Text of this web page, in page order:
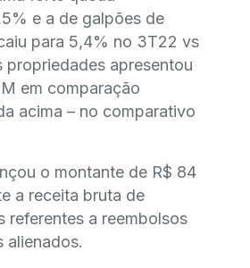
e a de galpões de
para 5,4% no 3T22 vs
propriedades apresentou
em comparação
acima – no comparativo
o montante de R$ 84
a receita bruta de
referentes a reembolsos
alienados.